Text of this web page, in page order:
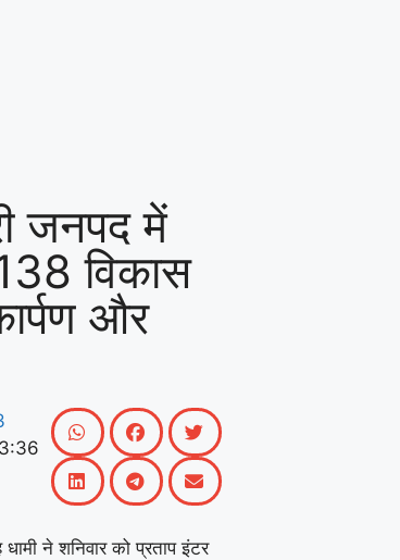
जनपद में
विकास
और
3:36
ने शनिवार को प्रताप इंटर